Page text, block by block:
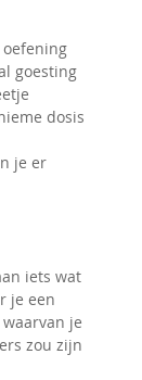
goesting
dosis
je er
iets wat
je een
je
zou zijn